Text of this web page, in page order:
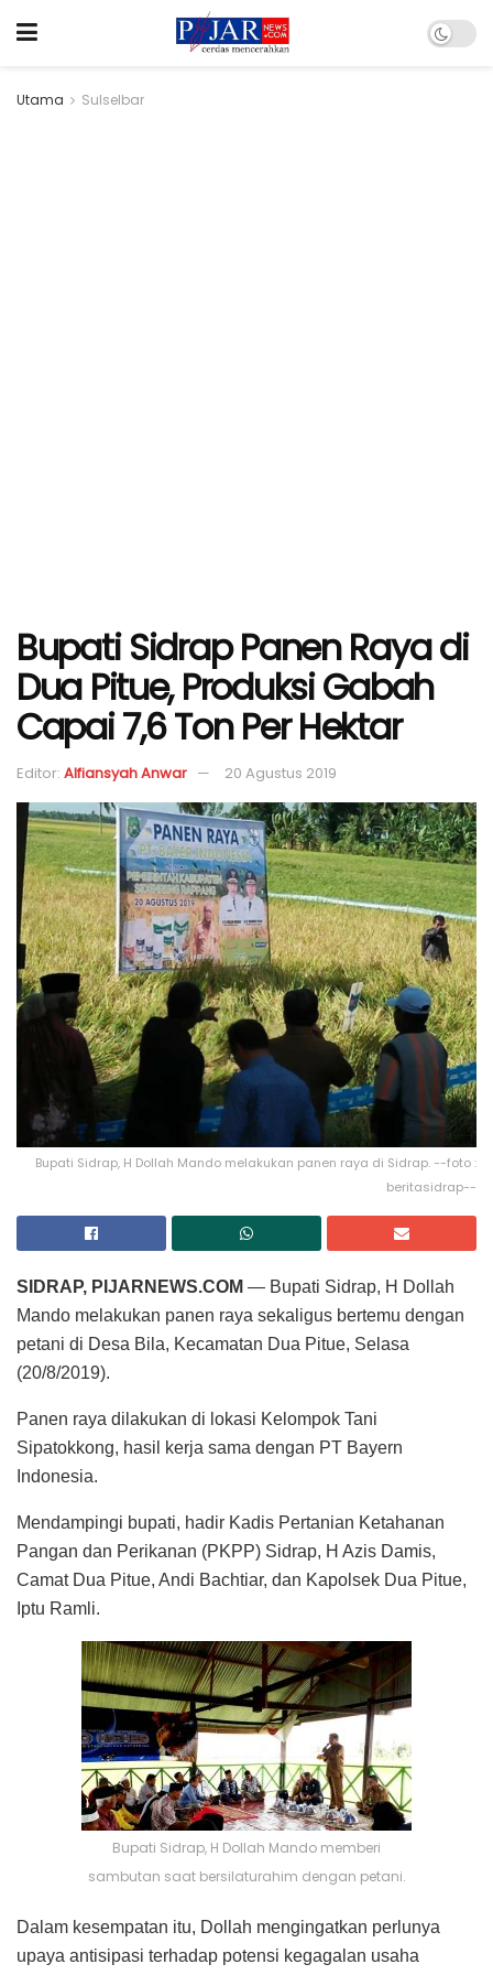
Utama Sulselbar
Bupati Sidrap Panen Raya di
Dua Pitue, Produksi Gabah
Capai 7,6 Ton Per Hektar
Editor: Alfiansyah Anwar 20 Agustus 2019
Bupati Sidrap, H Dollah Mando melakukan panen raya di Sidrap. --foto :
beritasidrap--
SIDRAP, PIJARNEWS.COM — Bupati Sidrap, H Dollah
Mando melakukan panen raya sekaligus bertemu dengan
petani di Desa Bila, Kecamatan Dua Pitue, Selasa
(20/8/2019).
Panen raya dilakukan di lokasi Kelompok Tani
Sipatokkong, hasil kerja sama dengan PT Bayern
Indonesia.
Mendampingi bupati, hadir Kadis Pertanian Ketahanan
Pangan dan Perikanan (PKPP) Sidrap, H Azis Damis,
Camat Dua Pitue, Andi Bachtiar, dan Kapolsek Dua Pitue,
Iptu Ramli.
Bupati Sidrap, H Dollah Mando memberi
sambutan saat bersilaturahim dengan petani.
Dalam kesempatan itu, Dollah mengingatkan perlunya
upaya antisipasi terhadap potensi kegagalan usaha